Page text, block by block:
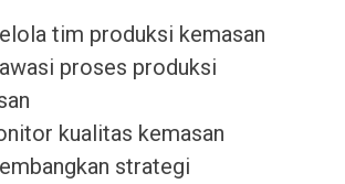
tim produksi kemasan
proses produksi
kualitas kemasan
strategi